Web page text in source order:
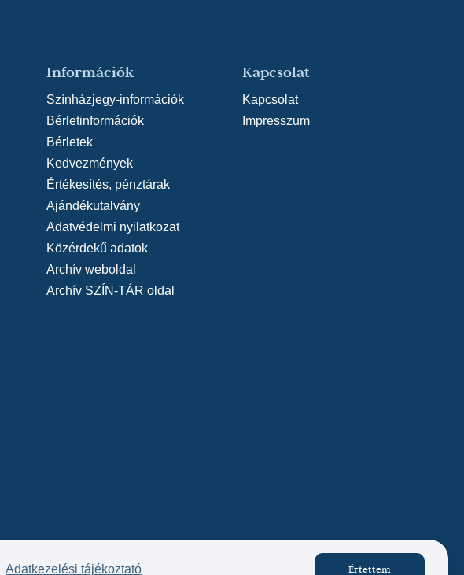
Adatkezelési tájékoztató Értettem
Információk
Színházjegy-információk
Bérletinformációk
Bérletek
Kedvezmények
Értékesítés, pénztárak
Ajándékutalvány
Adatvédelmi nyilatkozat
Közérdekű adatok
Archív weboldal
Archív SZÍN-TÁR oldal
Kapcsolat
Kapcsolat
Impresszum